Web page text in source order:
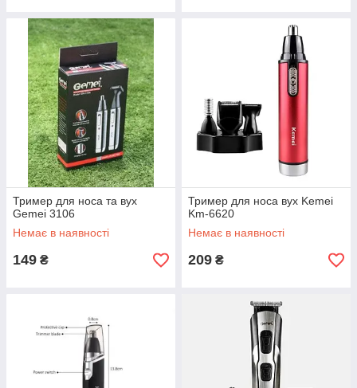
Тример для носа та вух
Gemei 3106
Немає в наявності
149 ₴
Тример для носа вух Kemei
Km-6620
Немає в наявності
209 ₴